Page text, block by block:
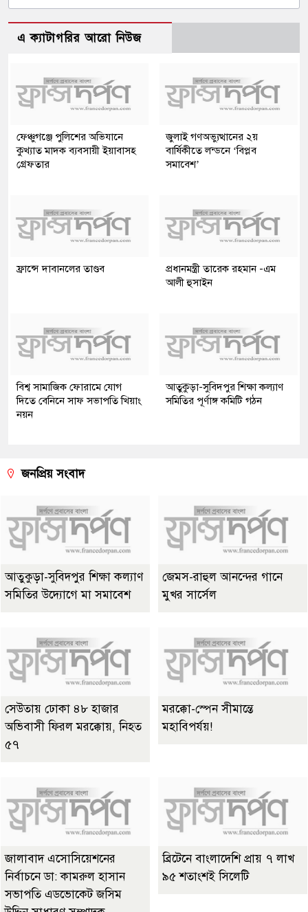
এ ক্যাটাগরির আরো নিউজ
ফেঞ্চুগঞ্জে পুলিশের অভিযানে
কুখ্যাত মাদক ব্যবসায়ী ইয়াবাসহ
গ্রেফতার
জুলাই গণঅভ্যুত্থানের ২য়
বার্ষিকীতে লন্ডনে ‘বিপ্লব
সমাবেশ’
ফ্রান্সে দাবানলের তাণ্ডব
প্রধানমন্ত্রী তারেক রহমান -এম
আলী হুসাইন
বিশ্ব সামাজিক ফোরামে যোগ
দিতে বেনিনে সাফ সভাপতি খিয়াং
নয়ন
আতুকুড়া-সুবিদপুর শিক্ষা কল্যাণ
সমিতির পূর্ণাঙ্গ কমিটি গঠন
জনপ্রিয় সংবাদ
আতুকুড়া-সুবিদপুর শিক্ষা কল্যাণ
সমিতির উদ্যোগে মা সমাবেশ
জেমস-রাহুল আনন্দের গানে
মুখর সার্সেল
সেউতায় ঢোকা ৪৮ হাজার
অভিবাসী ফিরল মরক্কোয়, নিহত
৫৭
মরক্কো-স্পেন সীমান্তে
মহাবিপর্যয়!
জালাবাদ এসোসিয়েশনের
নির্বাচনে ডা: কামরুল হাসান
সভাপতি এডভোকেট জসিম
ব্রিটেনে বাংলাদেশি প্রায় ৭ লাখ
৯৫ শতাংশই সিলেটি